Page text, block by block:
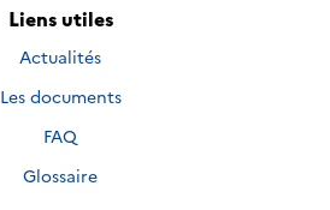
Liens utiles
Actualités
Les documents
FAQ
Glossaire